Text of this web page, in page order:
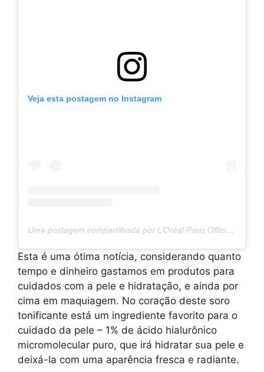
Veja esta postagem no Instagram
Uma postagem compartilhada por L’Oréal Paris Official (@lorealparis)
Esta é uma ótima notícia, considerando quanto
tempo e dinheiro gastamos em produtos para
cuidados com a pele e hidratação, e ainda por
cima em maquiagem. No coração deste soro
tonificante está um ingrediente favorito para o
cuidado da pele – 1% de ácido hialurônico
micromolecular puro, que irá hidratar sua pele e
deixá-la com uma aparência fresca e radiante.